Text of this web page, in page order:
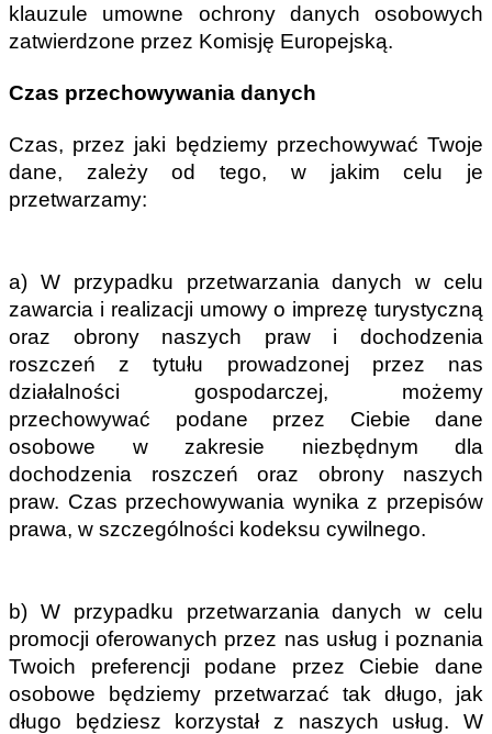
klauzule umowne ochrony danych osobowych
zatwierdzone przez Komisję Europejską.
Czas przechowywania danych
Czas, przez jaki będziemy przechowywać Twoje
dane, zależy od tego, w jakim celu je
przetwarzamy:
a) W przypadku przetwarzania danych w celu
zawarcia i realizacji umowy o imprezę turystyczną
oraz obrony naszych praw i dochodzenia
roszczeń z tytułu prowadzonej przez nas
działalności gospodarczej, możemy
przechowywać podane przez Ciebie dane
osobowe w zakresie niezbędnym dla
dochodzenia roszczeń oraz obrony naszych
praw. Czas przechowywania wynika z przepisów
prawa, w szczególności kodeksu cywilnego.
b) W przypadku przetwarzania danych w celu
promocji oferowanych przez nas usług i poznania
Twoich preferencji podane przez Ciebie dane
osobowe będziemy przetwarzać tak długo, jak
długo będziesz korzystał z naszych usług. W